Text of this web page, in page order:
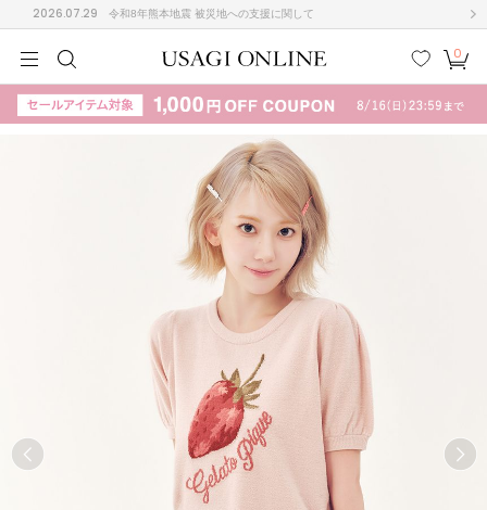
2026.07.29 令和8年熊本地震 被災地への支援に関して
検索
お気
に入
カー
ト
0
KIDSBABYBEAUTYLIFE STYLE
KIDSBABYBEAUTYLIFE STYLE
F
M
T U
ACYM
アシーム